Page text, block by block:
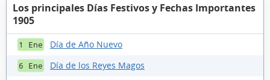
Los principales Días Festivos y Fechas Importantes
1905
1 Ene Día de Año Nuevo
6 Ene Día de los Reyes Magos